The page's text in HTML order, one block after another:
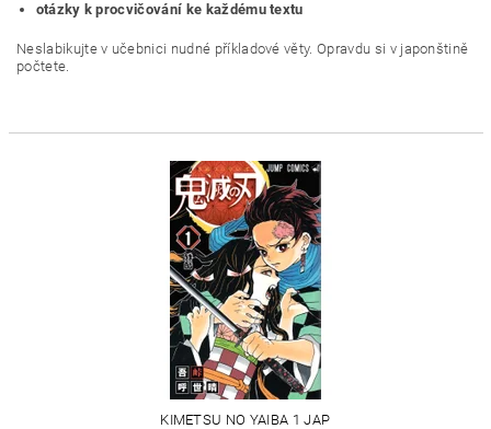
otázky k procvičování ke každému textu
Neslabikujte v učebnici nudné příkladové věty. Opravdu si v japonštině
počtete.
KIMETSU NO YAIBA 1 JAP